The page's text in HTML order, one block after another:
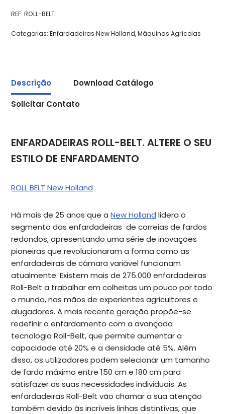
REF:ROLL-BELT
Categorias:Enfardadeiras New Holland,Máquinas Agrícolas
Descrição
Download Catálogo
Solicitar Contato
ENFARDADEIRAS ROLL-BELT. ALTERE O SEU
ESTILO DE ENFARDAMENTO
ROLL BELT New Holland
Há mais de 25 anos que aNew Holland lidera o
segmento das enfardadeiras de correias de fardos
redondos, apresentando uma série de inovações
pioneiras que revolucionaram a forma como as
enfardadeiras de câmara variável funcionam
atualmente. Existem mais de 275.000 enfardadeiras
Roll-Belt a trabalhar em colheitas um pouco por todo
o mundo, nas mãos de experientes agricultores e
alugadores. A mais recente geração propõe-se
redefinir o enfardamento com a avançada
tecnologia Roll-Belt, que permite aumentar a
capacidade até 20% e a densidade até 5%. Além
disso, os utilizadores podem selecionar um tamanho
de fardo máximo entre 150 cm e 180 cm para
satisfazer as suas necessidades individuais. As
enfardadeiras Roll-Belt vão chamar a sua atenção
também devido às incríveis linhas distintivas, que